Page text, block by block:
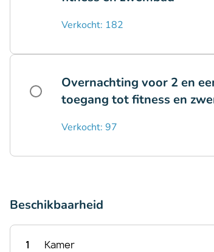
Verkocht: 182
Overnachting voor 2 en
toegang tot fitness en
Verkocht: 97
Beschikbaarheid
1 Kamer